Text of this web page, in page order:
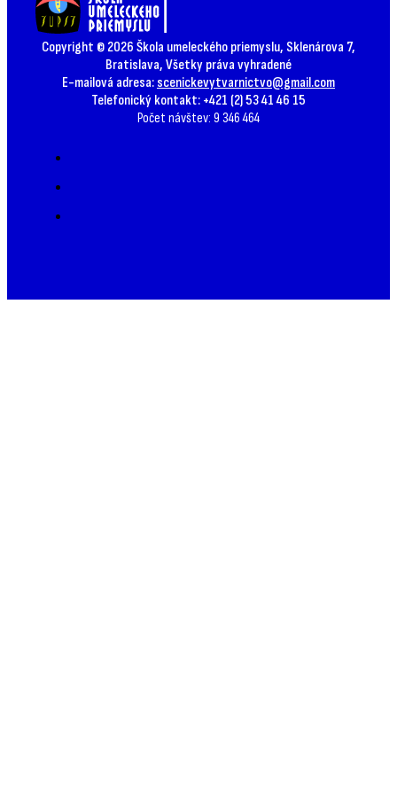
Copyright © 2026 Škola umeleckého priemyslu, Sklenárova 7,
Bratislava, Všetky práva vyhradené
E-mailová adresa: scenickevytvarnictvo@gmail.com
Telefonický kontakt: +421 (2) 53 41 46 15
Počet návštev: 9 346 464